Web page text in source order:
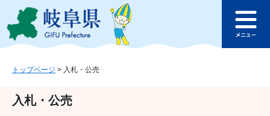
ジ
ュ
このページの本文へ
ュ
トップページ > 入札・公売
入札・公売